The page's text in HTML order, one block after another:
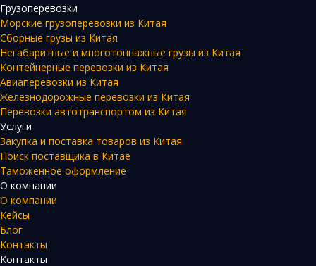
Грузоперевозки
Морские грузоперевозки из Китая
Сборные грузы из Китая
Негабаритные и многотоннажные грузы из Китая
Контейнерные перевозки из Китая
Авиаперевозки из Китая
Железнодорожные перевозки из Китая
Перевозки автотранспортом из Китая
Услуги
Закупка и поставка товаров из Китая
Поиск поставщика в Китае
Таможенное оформление
О компании
О компании
Кейсы
Блог
Контакты
Контакты